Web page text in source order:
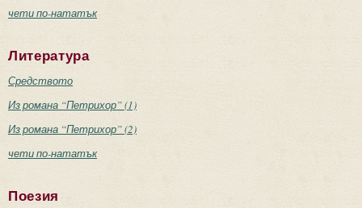
чети по-нататък
Литература
Средството
Из романа “Петрихор” (1)
Из романа “Петрихор” (2)
чети по-нататък
Поезия